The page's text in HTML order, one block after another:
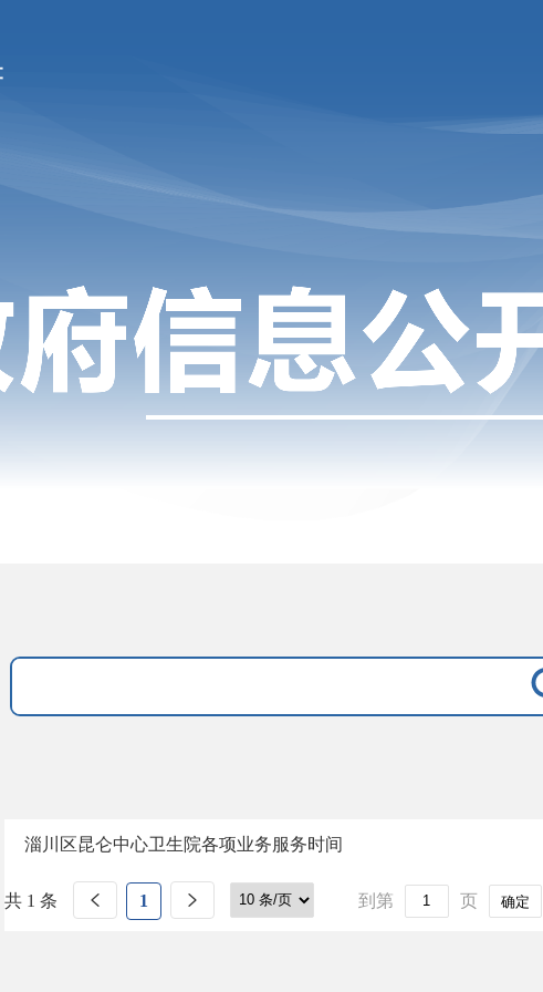
淄川区昆仑中心卫生院各项业务服务时间
共 1 条 1 到第 页 确定